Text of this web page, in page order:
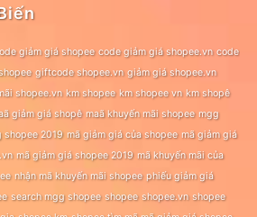
giảm giá shopee code giảm giá shopee.vn code
giftcode shopee.vn giảm giá shopee.vn
shopee.vn km shopee km shopee vn km shopê
giảm giá shopê maã khuyến mãi shopee mgg
shopee 2019 mã giảm giá của shopee mã giảm giá
mã giảm giá shopee 2019 mã khuyến mãi của
nhận mã khuyến mãi shopee phiếu giảm giá
search mgg shopee shopee shopee.vn shopee